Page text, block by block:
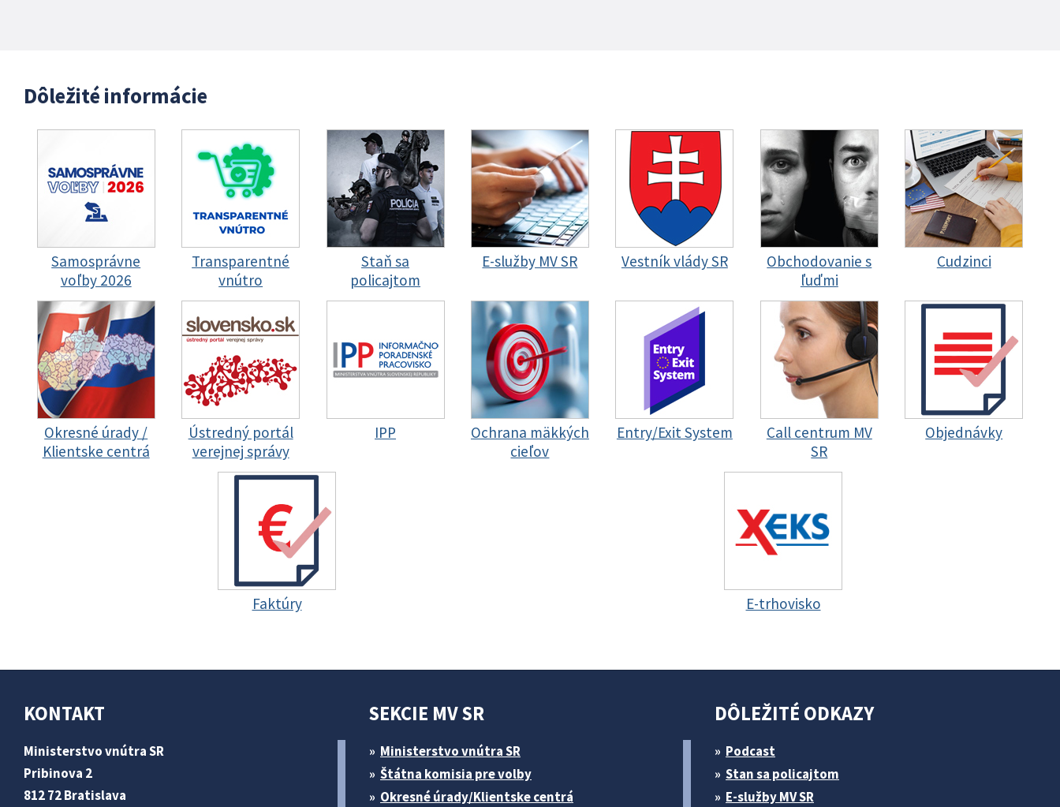
Dôležité informácie
Samosprávne
voľby 2026
Transparentné
vnútro
Staň sa
policajtom
E-služby MV SR Vestník vlády SR
Obchodovanie s
ľuďmi
Cudzinci
Okresné úrady /
Klientske centrá
Ústredný portál
verejnej správy
IPP
Ochrana mäkkých
cieľov
Entry/Exit System
Call centrum MV
SR
Objednávky
Faktúry E-trhovisko
KONTAKT
Ministerstvo vnútra SR
Pribinova 2
812 72 Bratislava
SEKCIE MV SR
Ministerstvo vnútra SR
Štátna komisia pre volby
Okresné úrady/Klientske centrá
DÔLEŽITÉ ODKAZY
Podcast
Stan sa policajtom
E-služby MV SR